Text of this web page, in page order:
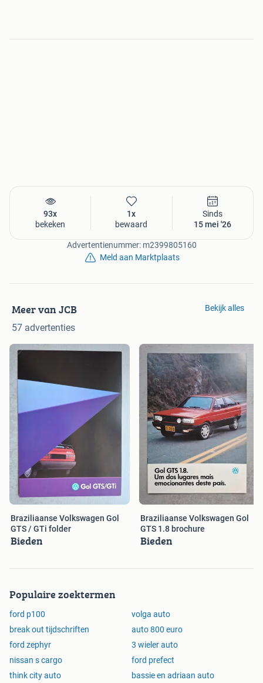
93x
bekeken
1x
bewaard
Sinds
15 mei '26
Advertentienummer: m2399805160
Meld aan Marktplaats
Meer van JCB
57 advertenties
Bekijk alles
Braziliaanse Volkswagen Gol
GTS / GTi folder
Bieden
Braziliaanse Volkswagen Gol
GTS 1.8 brochure
Bieden
Populaire zoektermen
ford p100
volga auto
break out tijdschriften
auto 800 euro
ford zephyr
3 wieler auto
nissan s cargo
ford prefect
think city auto
bassie en adriaan auto